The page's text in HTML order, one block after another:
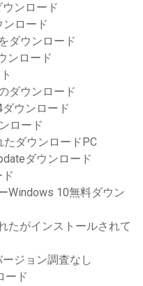
ンロード
ンロード
ダウンロード
ンロード
ダウンロード
ウンロード
ロード
ダウンロードPC
ダウンロード
Windows 10無料ダウン
たがインストールされて
ジョン調査なし
ード